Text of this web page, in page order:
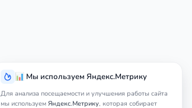
📊 Мы используем Яндекс.Метрику
Для анализа посещаемости и улучшения работы сайта
мы используем Яндекс.Метрику, которая собирает